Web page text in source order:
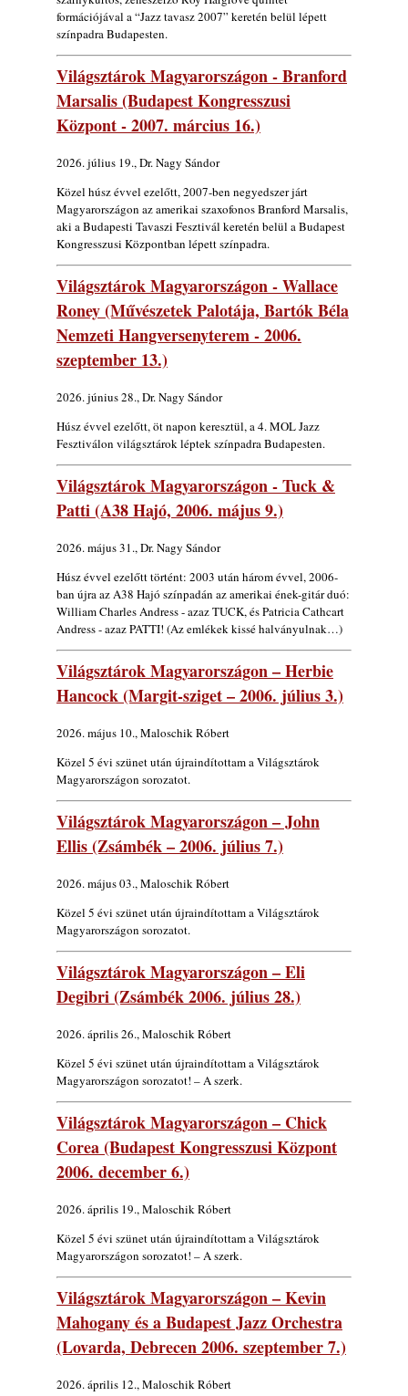
2026. augusztus 05.
Jazz-rock albumok 1983-ból - John Scofield
2026. augusztus 05.
Jazz-rock albumok 1982-ből - John Scofield
„Shinola”
2026. augusztus 04.
Lemezek a hatvanas-hetvenes évekből - 84.
rész: Irving Ashby – Memoirs
2026. augusztus 04.
10 éve halt meg lapunk főszerkesztő-
helyettese, Csányi Attila
2026. augusztus 04.
45 éve történt… Jazz-rock albumok 1981-
2026. augusztus 03.
Jazz a Márványteremben – Mizar (2008.
január 4.)
2026. augusztus 03.
Gondolataim - 2026 (XI. évfolyam - 8. rész)
2026. augusztus 02.
muzsikusok – 109. rész: (Dr.) Borissza Géza
2026. augusztus 02.
Exkluzív interjú Bóna Lászlóval
2026. augusztus 01.
Ma 40 éves Gyarmati Gábor és 54 éves
Florian Ross
2026. augusztus 01.
Quintet és Kurt Rosenwinkel közös
lemezének új előfutára, a Sharknado
2026. július 31.
Magyar jazzmuzsikus szülők és zenész
gyermekeik – 42. rész: Vörös László +
Vörösné Strausz Eszter + Vörös Bence
The Next Generation — 11. rész: Horváth
Szabolcs
2026. július 25.
Eged Márton: Old Songs
2026. július 25.
FREE JAZZ ALBUMS 2026 - 134. rész
Marion Brown
2026. július 13.
formációjával a “Jazz tavasz 2007” keretén belül lépett
színpadra Budapesten.
Világsztárok Magyarországon - Branford
Marsalis (Budapest Kongresszusi
Központ - 2007. március 16.)
2026. július 19., Dr. Nagy Sándor
Közel húsz évvel ezelőtt, 2007-ben negyedszer járt
Magyarországon az amerikai szaxofonos Branford Marsalis,
aki a Budapesti Tavaszi Fesztivál keretén belül a Budapest
Kongresszusi Központban lépett színpadra.
Világsztárok Magyarországon - Wallace
Roney (Művészetek Palotája, Bartók Béla
Nemzeti Hangversenyterem - 2006.
szeptember 13.)
2026. június 28., Dr. Nagy Sándor
Húsz évvel ezelőtt, öt napon keresztül, a 4. MOL Jazz
Fesztiválon világsztárok léptek színpadra Budapesten.
Világsztárok Magyarországon - Tuck &
Patti (A38 Hajó, 2006. május 9.)
2026. május 31., Dr. Nagy Sándor
Húsz évvel ezelőtt történt: 2003 után három évvel, 2006-
ban újra az A38 Hajó színpadán az amerikai ének-gitár duó:
William Charles Andress - azaz TUCK, és Patricia Cathcart
Andress - azaz PATTI! (Az emlékek kissé halványulnak…)
Világsztárok Magyarországon – Herbie
Hancock (Margit-sziget – 2006. július 3.)
2026. május 10., Maloschik Róbert
Közel 5 évi szünet után újraindítottam a Világsztárok
Magyarországon sorozatot.
Világsztárok Magyarországon – John
Ellis (Zsámbék – 2006. július 7.)
2026. május 03., Maloschik Róbert
Közel 5 évi szünet után újraindítottam a Világsztárok
Magyarországon sorozatot.
Világsztárok Magyarországon – Eli
Degibri (Zsámbék 2006. július 28.)
2026. április 26., Maloschik Róbert
Közel 5 évi szünet után újraindítottam a Világsztárok
Magyarországon sorozatot! – A szerk.
Világsztárok Magyarországon – Chick
Corea (Budapest Kongresszusi Központ
2006. december 6.)
2026. április 19., Maloschik Róbert
Közel 5 évi szünet után újraindítottam a Világsztárok
Magyarországon sorozatot! – A szerk.
Világsztárok Magyarországon – Kevin
Mahogany és a Budapest Jazz Orchestra
(Lovarda, Debrecen 2006. szeptember 7.)
2026. április 12., Maloschik Róbert